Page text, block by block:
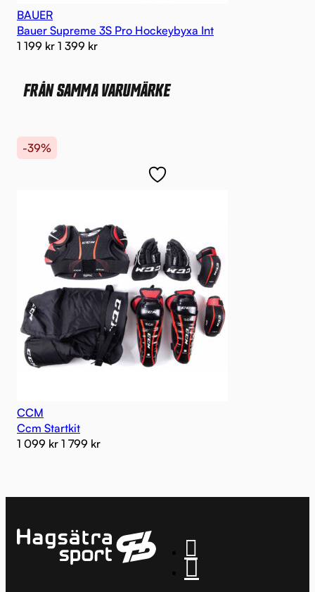
BAUER
Bauer Supreme 3S Pro Hockeybyxa Int
1 199 kr 1 399 kr
FRÅN SAMMA VARUMÄRKE
-39%
CCM
Ccm Startkit
1 099 kr 1 799 kr